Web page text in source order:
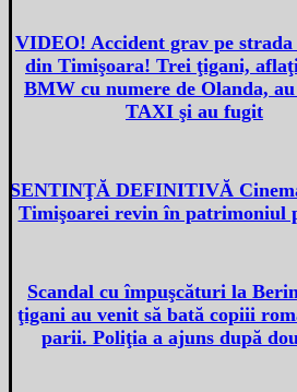
VIDEO! Accident grav pe strada
din Timişoara! Trei ţigani,
BMW cu numere de Olanda,
TAXI şi au fugit
SENTINŢĂ DEFINITIVĂ
Timişoarei revin în patrimoniul
Scandal cu împuşcături la
ţigani au venit să bată copiii
parii. Poliţia a ajuns după